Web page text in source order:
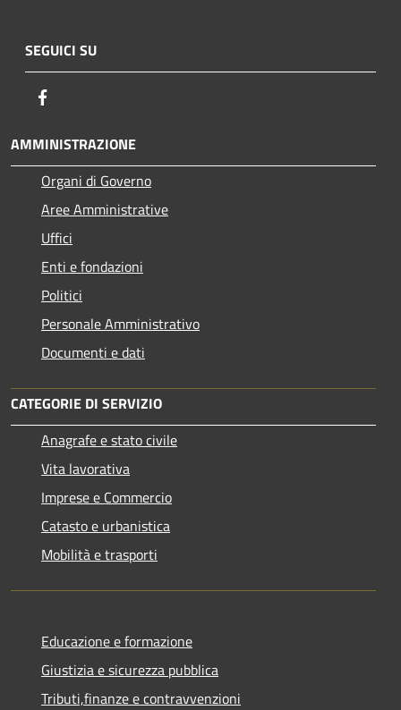
SEGUICI SU
AMMINISTRAZIONE
Organi di Governo
Aree Amministrative
Uffici
Enti e fondazioni
Politici
Personale Amministrativo
Documenti e dati
CATEGORIE DI SERVIZIO
Anagrafe e stato civile
Vita lavorativa
Imprese e Commercio
Catasto e urbanistica
Mobilità e trasporti
Educazione e formazione
Giustizia e sicurezza pubblica
Tributi,finanze e contravvenzioni